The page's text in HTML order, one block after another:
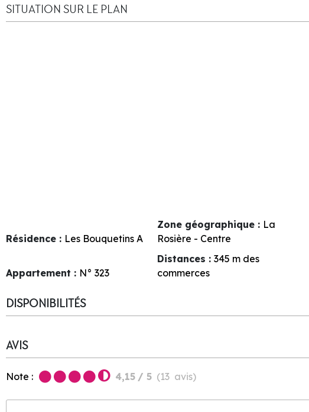
SITUATION SUR LE PLAN
Résidence : Les Bouquetins A
Zone géographique : La
Rosière - Centre
Appartement : N° 323
Distances :345 m des
commerces
DISPONIBILITÉS
AVIS
Note : 4,15 / 5 (13 avis)